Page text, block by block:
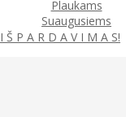
Plaukams
Suaugusiems
I Š P A R D A V I M A S!